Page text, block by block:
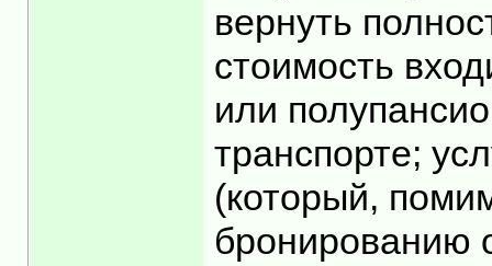
вернуть
стоимость
или
транспорте;
(который,
бронированию